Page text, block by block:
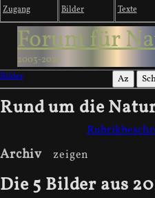
Zugang Bilder Texte
Forum für
2003-2026
Bilder
Az
Rund um die
Archiv
Die 5 Bilder aus